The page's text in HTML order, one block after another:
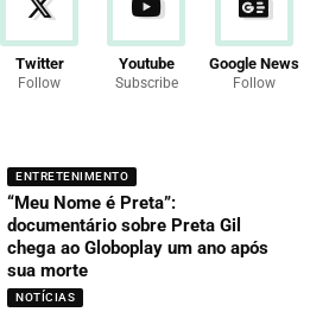
Twitter
Follow
Youtube
Subscribe
Google News
Follow
ENTRETENIMENTO
“Meu Nome é Preta”:
documentário sobre Preta Gil
chega ao Globoplay um ano após
sua morte
NOTÍCIAS